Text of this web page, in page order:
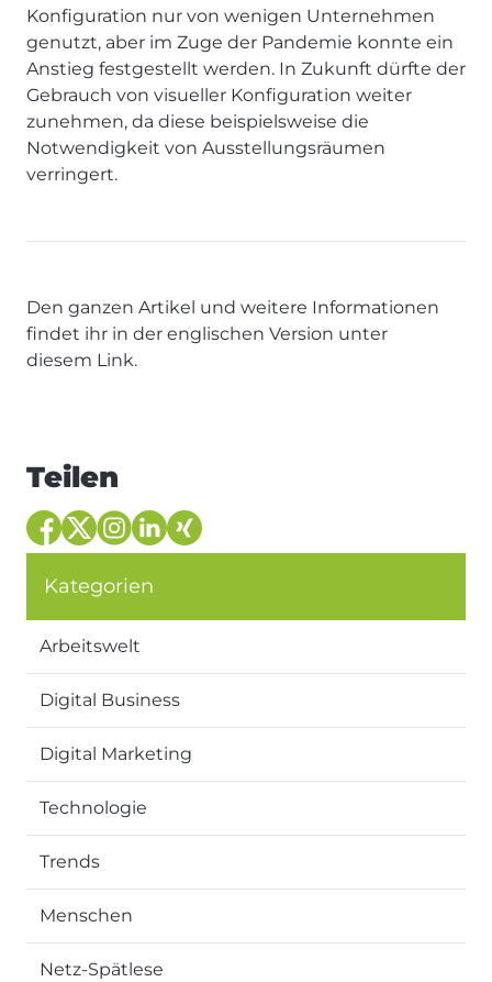
Konfiguration nur von wenigen Unternehmen
genutzt, aber im Zuge der Pandemie konnte ein
Anstieg festgestellt werden. In Zukunft dürfte der
Gebrauch von visueller Konfiguration weiter
zunehmen, da diese beispielsweise die
Notwendigkeit von Ausstellungsräumen
verringert.
Den ganzen Artikel und weitere Informationen
findet ihr in der englischen Version unter
diesem Link.
Teilen
Kategorien
Arbeitswelt
Digital Business
Digital Marketing
Technologie
Trends
Menschen
Netz-Spätlese